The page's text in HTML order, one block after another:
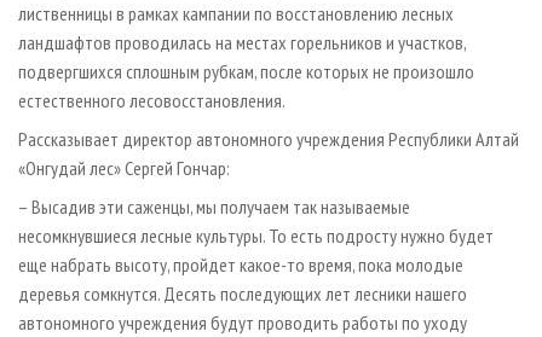
лиственницы в рамках кампании по восстановлению лесных
ландшафтов проводилась на местах горельников и участков,
подвергшихся сплошным рубкам, после которых не произошло
естественного лесовосстановления.
Рассказывает директор автономного учреждения Республики Алтай
«Онгудай лес» Сергей Гончар:
– Высадив эти саженцы, мы получаем так называемые
несомкнувшиеся лесные культуры. То есть подросту нужно будет
еще набрать высоту, пройдет какое-то время, пока молодые
деревья сомкнутся. Десять последующих лет лесники нашего
автономного учреждения будут проводить работы по уходу